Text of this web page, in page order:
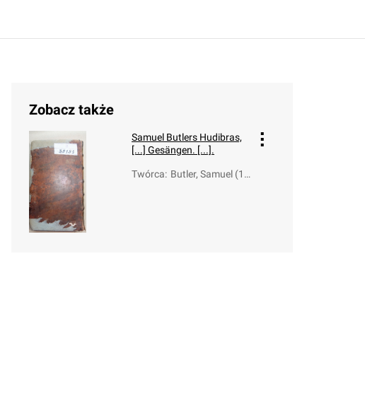
Zobacz także
Samuel Butlers Hudibras,
[...] Gesängen. [...].
Twórca: Butler, Samuel (16